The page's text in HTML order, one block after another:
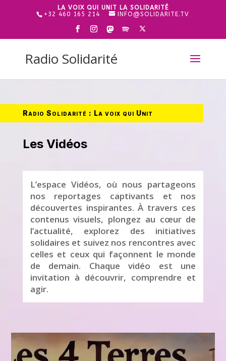
LA VOIX QUI UNIT LA SOLIDARITÉ
+32 460 165 214
INFO@SOLIDARITE.TV
Radio Solidarité
Radio Solidarité : La voix qui Unit
Les Vidéos
L’espace Vidéos, où nous partageons
nos reportages captivants et nos
découvertes inspirantes. À travers ces
contenus visuels, plongez au cœur de
l’actualité, explorez des initiatives
solidaires et suivez nos rencontres avec
celles et ceux qui façonnent le monde
de demain. Chaque vidéo est une
invitation à découvrir, comprendre et
agir.